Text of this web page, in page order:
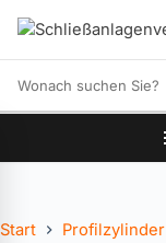
Start
Profilzylinder